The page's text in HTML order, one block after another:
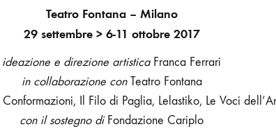
Teatro Fontana – Milano
29 settembre > 6-11 ottobre 2017
ideazione e direzione artisticaFranca Ferrari
in collaborazione conTeatro Fontana
Il Filo di Paglia, Lelastiko, Le Voci
con il sostegno diFondazione Cariplo